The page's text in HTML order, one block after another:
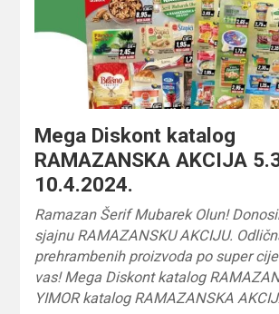
Mega Diskont katalog
RAMAZANSKA AKCIJA
10.4.2024.
Ramazan Šerif Mubarek Olun!
sjajnu RAMAZANSKU AKCIJU.
prehrambenih proizvoda po super
vas! Mega Diskont katalog
YIMOR katalog RAMAZANSKA